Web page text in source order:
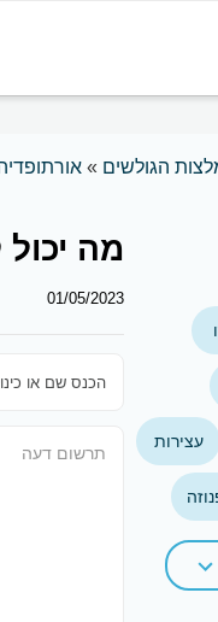
הגולשים »
עצירות
מה
01/05/2023